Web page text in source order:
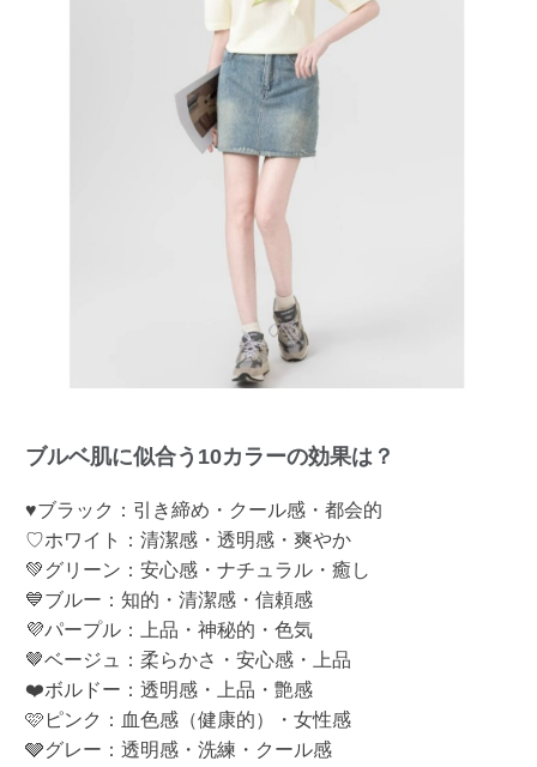
ブルベ肌に似合う10カラーの効果は？
♥ブラック：引き締め・クール感・都会的
♡ホワイト：清潔感・透明感・爽やか
💚グリーン：安心感・ナチュラル・癒し
💙ブルー：知的・清潔感・信頼感
💜パープル：上品・神秘的・色気
🤎ベージュ：柔らかさ・安心感・上品
❤️ボルドー：透明感・上品・艶感
🩷ピンク：血色感（健康的）・女性感
🩶グレー：透明感・洗練・クール感